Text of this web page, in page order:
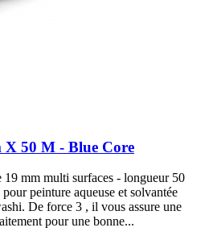
X 50 M - Blue Core
mm multi surfaces - longueur 50
peinture aqueuse et solvantée
De force 3 , il vous assure une
pour une bonne...